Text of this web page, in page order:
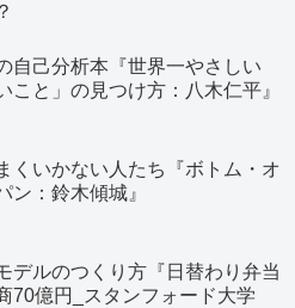
自己分析本『世界一やさしい
こと」の見つけ方：八木仁平』
くいかない人たち『ボトム・オ
ン：鈴木傾城』
デルのつくり方『日替わり弁当
70億円_スタンフォード大学